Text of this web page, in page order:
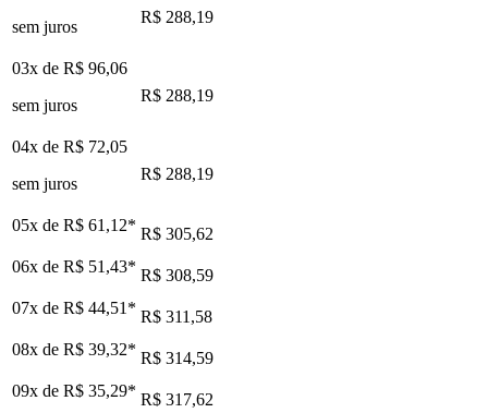
sem juros
R$ 288,19
03x de R$ 96,06
sem juros
R$ 288,19
04x de R$ 72,05
sem juros
R$ 288,19
05x de R$ 61,12* R$ 305,62
06x de R$ 51,43* R$ 308,59
07x de R$ 44,51 * R$ 311,58
08x de R$ 39,32* R$ 314,59
09x de R$ 35,29* R$ 317,62